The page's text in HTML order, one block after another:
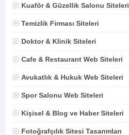
Kuaför & Güzellik Salonu Siteleri
Temizlik Firması Siteleri
Doktor & Klinik Siteleri
Cafe & Restaurant Web Siteleri
Avukatlık & Hukuk Web Siteleri
Spor Salonu Web Siteleri
Kişisel & Blog ve Haber Siteleri
Fotoğrafçılık Sitesi Tasarımları